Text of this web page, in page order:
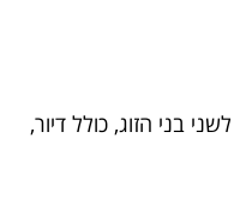
בני הזוג, כולל דיור,